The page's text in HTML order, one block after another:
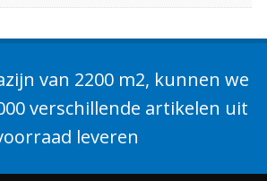
van 2200 m2, kunnen we
verschillende artikelen uit
leveren